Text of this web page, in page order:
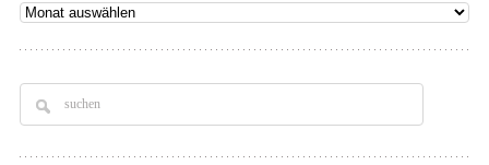
Archiv